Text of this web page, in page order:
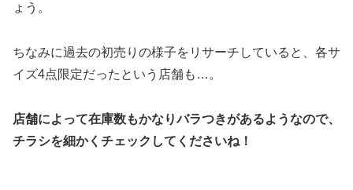
ょう。
ちなみに過去の初売りの様子をリサーチしていると、各サ
イズ4点限定だったという店舗も…。
店舗によって在庫数もかなりバラつきがあるようなので、
チラシを細かくチェックしてくださいね！